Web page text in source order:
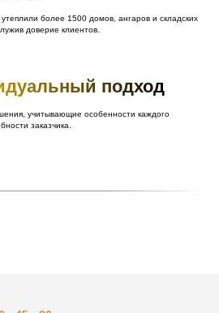
более 1500 домов, ангаров и складских
доверие клиентов.
подход
учитывающие особенности каждого
заказчика.